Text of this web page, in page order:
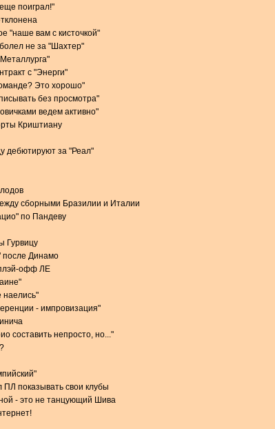
поиграл!"
"наше вам с кисточкой"
не за "Шахтер"
с "Энерги"
Это хорошо"
без просмотра"
ведем активно"
Криштиану
дебютируют за "Реал"
сборными Бразилии и Италии
по Пандеву
Гурвицу
после Динамо
офф ЛЕ
- импровизация"
составить непросто, но..."
показывать свои клубы
- это не танцующий Шива